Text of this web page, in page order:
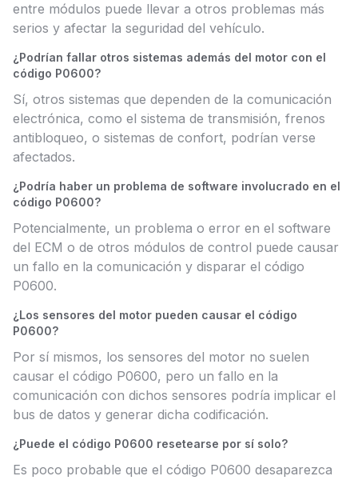
entre módulos puede llevar a otros problemas más
serios y afectar la seguridad del vehículo.
¿Podrían fallar otros sistemas además del motor con el
código P0600?
Sí, otros sistemas que dependen de la comunicación
electrónica, como el sistema de transmisión, frenos
antibloqueo, o sistemas de confort, podrían verse
afectados.
¿Podría haber un problema de software involucrado en el
código P0600?
Potencialmente, un problema o error en el software
del ECM o de otros módulos de control puede causar
un fallo en la comunicación y disparar el código
P0600.
¿Los sensores del motor pueden causar el código
P0600?
Por sí mismos, los sensores del motor no suelen
causar el código P0600, pero un fallo en la
comunicación con dichos sensores podría implicar el
bus de datos y generar dicha codificación.
¿Puede el código P0600 resetearse por sí solo?
Es poco probable que el código P0600 desaparezca